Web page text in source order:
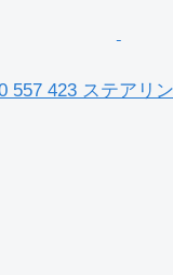
557 423 ステアリ